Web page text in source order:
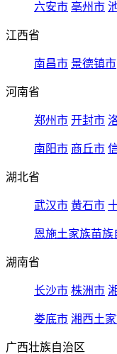
六安市 亳州市
江西省
南昌市 景德镇市
河南省
郑州市 开封市
南阳市 商丘市
湖北省
武汉市 黄石市
恩施土家族苗族
湖南省
长沙市 株洲市
娄底市 湘西土
广西壮族自治区